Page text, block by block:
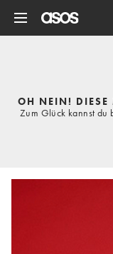
OH NEIN! DIESE
Zum Glück kannst du